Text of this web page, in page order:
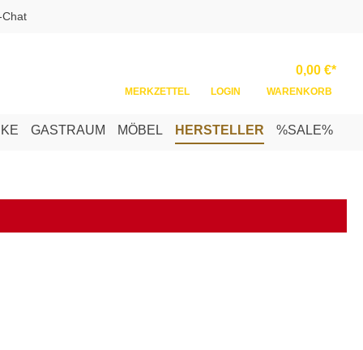
MERKZETTEL LOGIN
0,00 €*
WARENKORB
GASTRAUM MÖBEL HERSTELLER %SALE%